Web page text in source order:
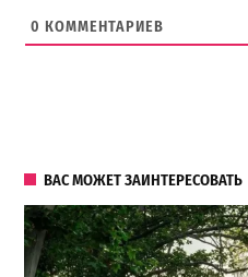
0 КОММЕНТАРИЕВ
ВАС МОЖЕТ ЗАИНТЕРЕСОВАТЬ